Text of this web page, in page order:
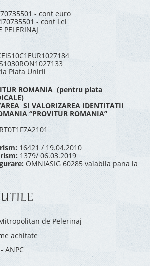
- cont euro
- cont Lei
PELERINAJ
Piata Unirii
ROMANIA (pentru plata
SI VALORIZAREA IDENTITATII
“PROVITUR ROMANIA”
16421 / 19.04.2010
1379/ 06.03.2019
OMNIASIG 60285 valabila pana la
de Pelerinaj
achitate
ANPC